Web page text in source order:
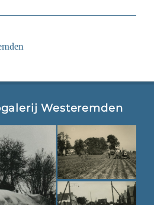
Westeremden